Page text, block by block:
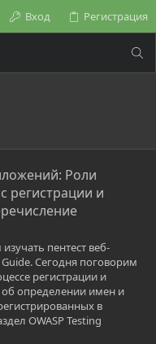
Вход Регистрация
Роли
регистрации и
пентест веб-
Сегодня поговорим
регистрации и
об определении имен и
в
OWASP Testing